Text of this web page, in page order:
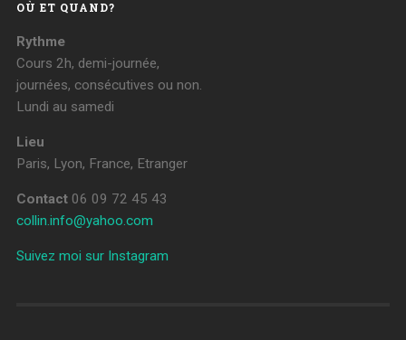
OÙ ET QUAND?
Rythme
Cours 2h, demi-journée,
journées, consécutives ou non.
Lundi au samedi
Lieu
Paris, Lyon, France, Etranger
Contact 06 09 72 45 43
collin.info@yahoo.com
Suivez moi sur Instagram